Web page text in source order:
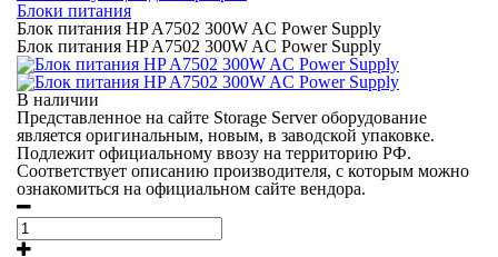
Блоки питания
Блок питания HP A7502 300W AC Power Supply
Блок питания HP A7502 300W AC Power Supply
В наличии
Представленное на сайте Storage Server оборудование
является оригинальным, новым, в заводской упаковке.
Подлежит официальному ввозу на территорию РФ.
Соответствует описанию производителя, с которым можно
ознакомиться на официальном сайте вендора.